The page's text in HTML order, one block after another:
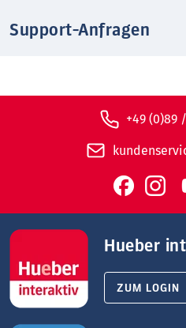
Support-Anfragen
+49 (0)89
Hueber
ZUM LOGIN